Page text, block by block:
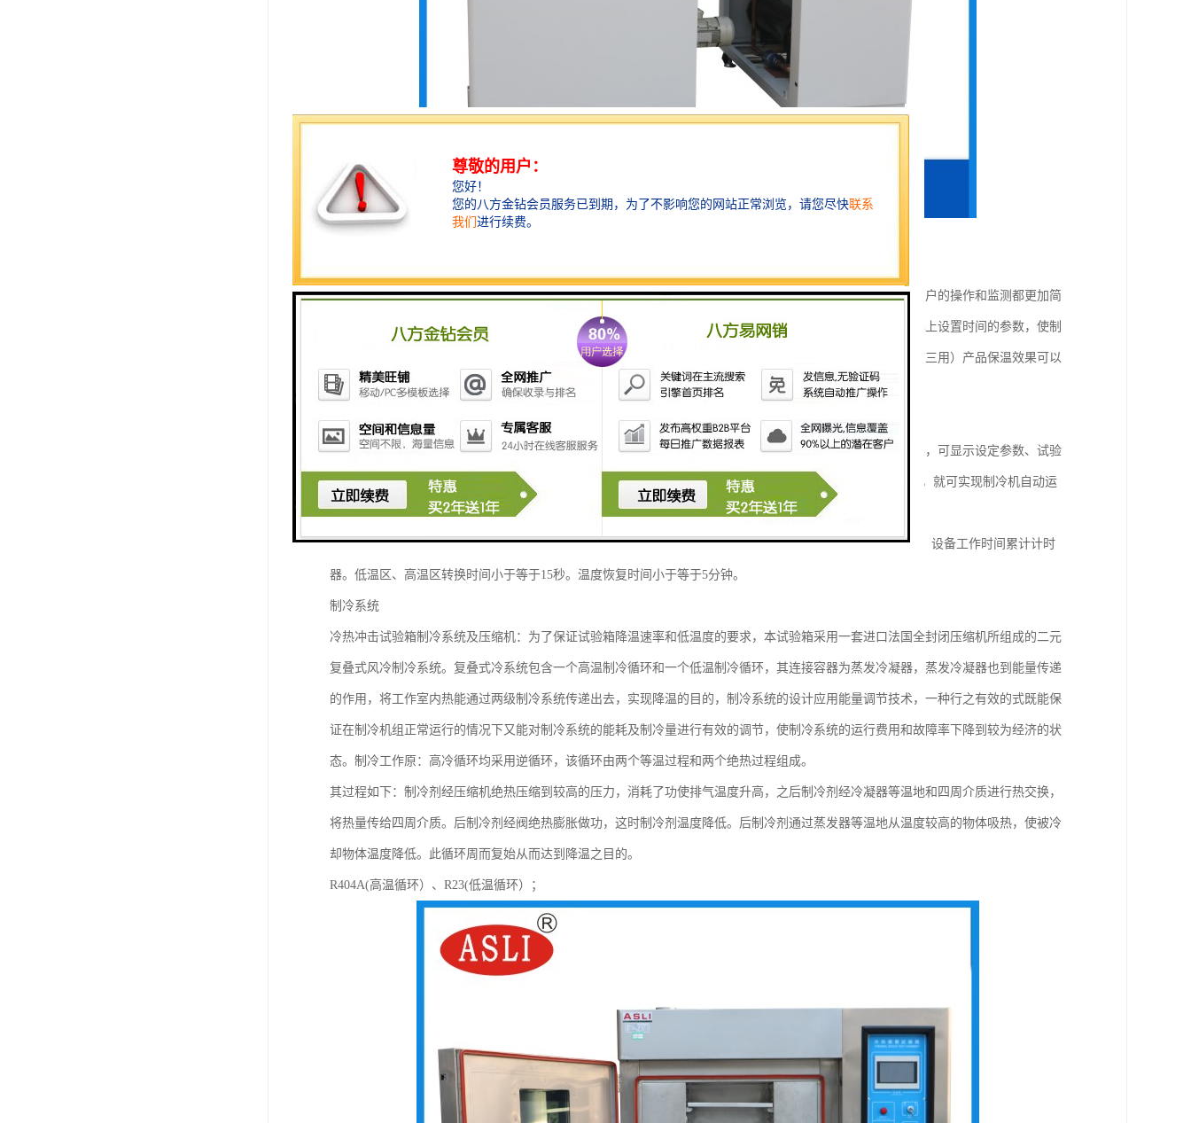
冷热冲击试验箱全部功能采用计算机控制，系自主开发的软件，有良好的操作界面，使用户的操作界面，使用户的操作和监测都更加简
和直观，保持功能可以使你正在运行的程序保持在目前的状态下，可以临时更改此程序段的数值，可以在屏幕上设置时间的参数，使制
冷、加热、提篮传送切换，按设定值自动进行。冷箱、热箱立控制，箱门互相立，扩大试验箱的使用围（一箱三用）产品保温效果可以
得到充分保证。
控制系统
冷热冲击试验箱主控制器采用进口双回路高精度液晶显示触摸按键温度控制器。该控制器采用液晶显示触摸屏，可显示设定参数、试验
曲线、运行时间、加热器工作状态，PID参数自整定功能。控制程序的编制采用人机对话方式，仅需设定温度，就可实现制冷机自动运
行功能，控制系统具备完善的检测装置能自动进行详细的故障显示。报警，配置485通讯接口及运行软件。
设定精度：温度：0.1℃ 时间:1S用户程序容量：10×99段。运行方式：程序运行，恒定运行。立超温保护仪表。设备工作时间累计计时
器。低温区、高温区转换时间小于等于15秒。温度恢复时间小于等于5分钟。
制冷系统
冷热冲击试验箱制冷系统及压缩机：为了保证试验箱降温速率和低温度的要求，本试验箱采用一套进口法国全封闭压缩机所组成的二元
复叠式风冷制冷系统。复叠式冷系统包含一个高温制冷循环和一个低温制冷循环，其连接容器为蒸发冷凝器，蒸发冷凝器也到能量传递
的作用，将工作室内热能通过两级制冷系统传递出去，实现降温的目的，制冷系统的设计应用能量调节技术，一种行之有效的式既能保
证在制冷机组正常运行的情况下又能对制冷系统的能耗及制冷量进行有效的调节，使制冷系统的运行费用和故障率下降到较为经济的状
态。制冷工作原：高冷循环均采用逆循环，该循环由两个等温过程和两个绝热过程组成。
其过程如下：制冷剂经压缩机绝热压缩到较高的压力，消耗了功使排气温度升高，之后制冷剂经冷凝器等温地和四周介质进行热交换，
将热量传给四周介质。后制冷剂经阀绝热膨胀做功，这时制冷剂温度降低。后制冷剂通过蒸发器等温地从温度较高的物体吸热，使被冷
却物体温度降低。此循环周而复始从而达到降温之目的。
R404A(高温循环）、R23(低温循环）；